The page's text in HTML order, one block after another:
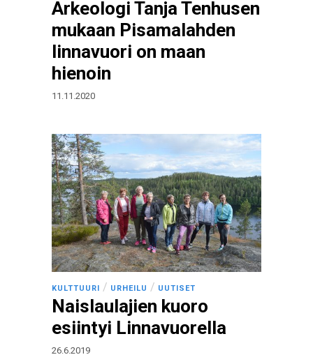
Arkeologi Tanja Tenhusen
mukaan Pisamalahden
linnavuori on maan
hienoin
11.11.2020
KULTTUURI / URHEILU / UUTISET
Naislaulajien kuoro
esiintyi Linnavuorella
26.6.2019